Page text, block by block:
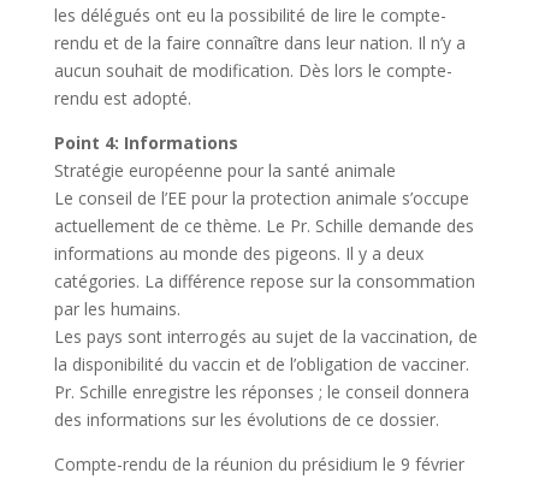
les délégués ont eu la possibilité de lire le compte-
rendu et de la faire connaître dans leur nation. Il n’y a
aucun souhait de modification. Dès lors le compte-
rendu est adopté.
Point 4: Informations
Stratégie européenne pour la santé animale
Le conseil de l’EE pour la protection animale s’occupe
actuellement de ce thème. Le Pr. Schille demande des
informations au monde des pigeons. Il y a deux
catégories. La différence repose sur la consommation
par les humains.
Les pays sont interrogés au sujet de la vaccination, de
la disponibilité du vaccin et de l’obligation de vacciner.
Pr. Schille enregistre les réponses ; le conseil donnera
des informations sur les évolutions de ce dossier.
Compte-rendu de la réunion du présidium le 9 février